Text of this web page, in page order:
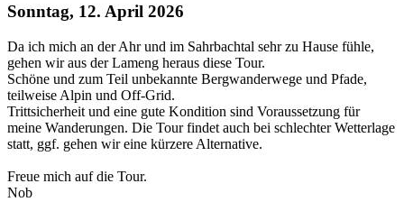
Sonntag, 12. April 2026
Da ich mich an der Ahr und im Sahrbachtal sehr zu Hause fühle,
gehen wir aus der Lameng heraus diese Tour.
Schöne und zum Teil unbekannte Bergwanderwege und Pfade,
teilweise Alpin und Off-Grid.
Trittsicherheit und eine gute Kondition sind Voraussetzung für
meine Wanderungen. Die Tour findet auch bei schlechter Wetterlage
statt, ggf. gehen wir eine kürzere Alternative.
Freue mich auf die Tour.
Nob